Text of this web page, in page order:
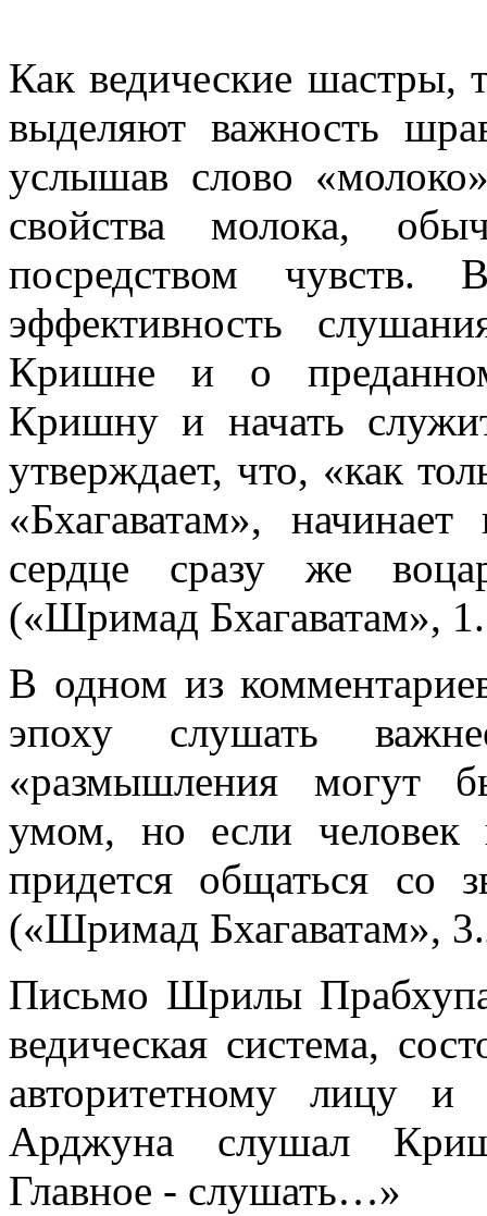
Как ведические шастры,
выделяют важность
услышав слово
свойства молока,
посредством чувств.
эффективность
Кришне и о
Кришну и начать
утверждает, что, «как
«Бхагаватам»,
сердце сразу же
(«Шримад Бхагаватам»,
В одном из
эпоху слушать
«размышления могут
умом, но если человек
придется общаться со
(«Шримад Бхагаватам»,
Письмо Шрилы
ведическая система,
авторитетному лицу
Арджуна слушал
Главное - слушать…»